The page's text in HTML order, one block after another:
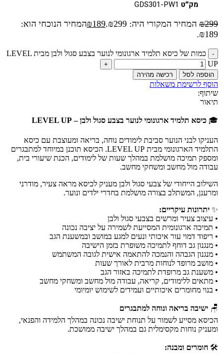
מק״ט
₪299 המחיר המקורי היה: ₪299. ₪189
המחיר הנוכחי הוא:
₪189.
כמות של כיסא תלמיד ארגונומי לנוער בצבע סגול ולבן מבית LEVEL
UP
הוספה לסל רכישה מהירה
הוסף לרשימת משאלות
שיתוף:
תיאור
🎓 כיסא תלמיד ארגונומי לנוער בצבע סגול ולבן – LEVEL UP
העניקו לבני הנוער סביבת לימודים נוחה, בריאה ומעוצבת עם כיסא
התלמיד הארגונומי מבית LEVEL UP. הכיסא תוכנן במיוחד למתבגרים
ומספק תמיכה מושלמת במהלך שעות של לימודים, הכנת שיעורי בית,
עבודה מול מחשב ומשחקי מחשב.
השילוב הייחודי של צבעי סגול ולבן מעניק לכיסא מראה צעיר, מודרני
ומרענן, המשתלב בצורה מושלמת בחדרי ילדים ונוער.
✨ יתרונות עיקריים:
• עיצוב צעיר ומרשים בצבעי סגול ולבן
• תמיכה ארגונומית המסייעת לשמירה על יציבה נכונה
• ריפוד דמוי עור איכותי ונעים למגע במושב ובמשענת הגב
• מנגנון גב דוחף לתמיכה משופרת בזמן הישיבה
• מנגנון הגבהה והנמכה להתאמה אישית לגובה המשתמש
• מושב מרופד לנוחות מרבית לאורך שעות
• משענת גב מרופדת לתמיכה באזור הגב
• מתאים ללימודים, קריאה, עבודה מול מחשב ומשחקי מחשב
• בנוי מחומרים איכותיים ועמידים לשימוש יומיומי
🪑 ישיבה בריאה ונוחה למתבגרים
הכיסא מסייע לשמור על תנוחת ישיבה נכונה במהלך הלמידה והפנאי,
ומעניק נוחות מקסימלית גם במהלך ישיבה ממושכת.
🛠️ חומרים ומבנה: